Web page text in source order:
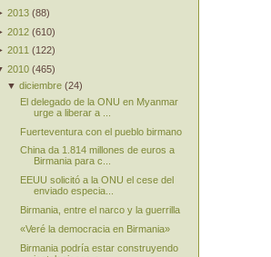
2013 (88)
2012 (610)
2011 (122)
2010 (465)
▼diciembre (24)
El delegado de la ONU en Myanmar
urge a liberar a ...
Fuerteventura con el pueblo birmano
China da 1.814 millones de euros a
Birmania para c...
EEUU solicitó a la ONU el cese del
enviado especia...
Birmania, entre el narco y la guerrilla
«Veré la democracia en Birmania»
Birmania podría estar construyendo